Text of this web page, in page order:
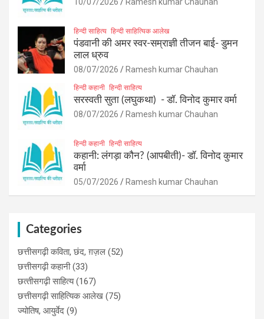
हिन्दी साहित्य हिन्दी साहित्यिक आलेख
पंडवानी की अमर स्वर-सम्राज्ञी तीजन बाई- डुमन
लाल ध्रुव
08/07/2026 Ramesh kumar Chauhan
हिन्दी कहानी हिन्दी साहित्य
सरस्वती सुता (लघुकथा) ​- डॉ. विनोद कुमार वर्मा
08/07/2026 Ramesh kumar Chauhan
हिन्दी कहानी हिन्दी साहित्य
कहानी: लंगड़ा कौन? (आपबीती)​- डॉ. विनोद कुमार
वर्मा
05/07/2026 Ramesh kumar Chauhan
Categories
छत्तीसगढ़ी कविता, छंद, ग़ज़ल (52)
छत्तीसगढ़ी कहानी(33)
छत्‍तीसगढ़ी साहित्‍य(167)
छत्तीसगढ़ी साहित्यिक आलेख (75)
ज्योतिष, आयुर्वेद (9)